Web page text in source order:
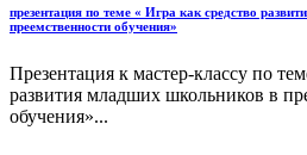
презентация по теме « Игра как средство
преемственности обучения»
Презентация к мастер-классу по
развития младших школьников в
обучения»...